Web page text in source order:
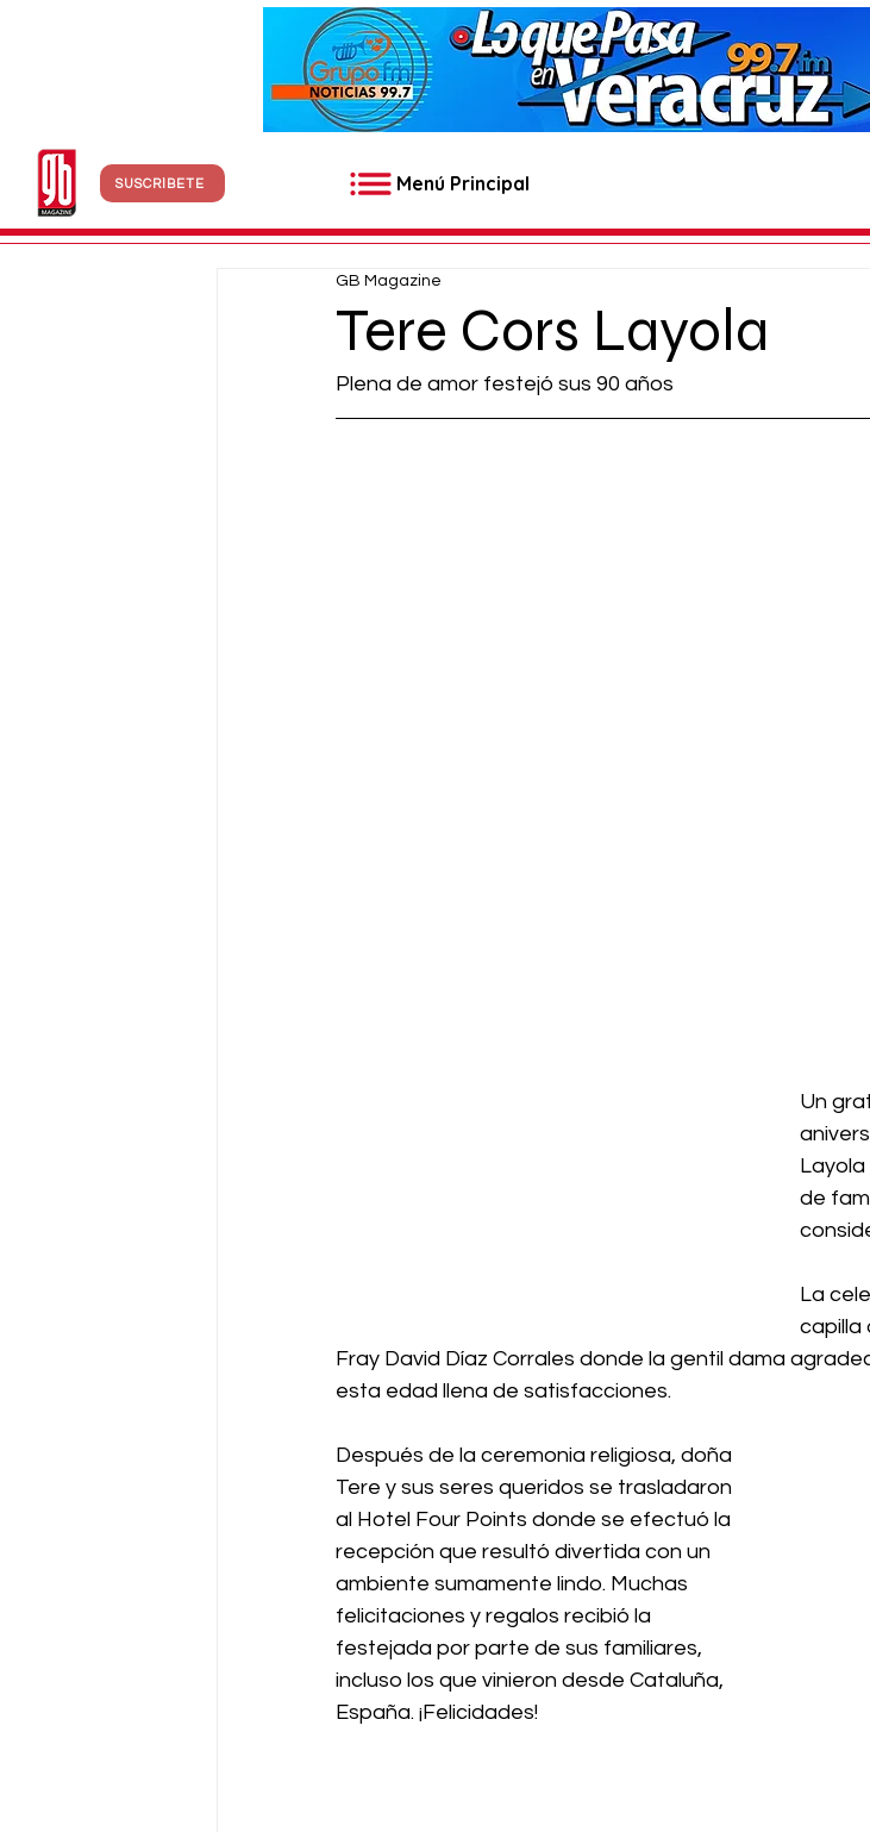
SUSCRÍBETE Menú Principal
Tere Cors Layola
GB Magazine
Plena de amor festejó sus 90 años
Un
de
La
capilla
Fray David Díaz Corrales donde la gentil dama
esta edad llena de satisfacciones.
Después de la ceremonia religiosa, doña
Tere y sus seres queridos se trasladaron
al Hotel Four Points donde se efectuó la
recepción que resultó divertida con un
ambiente sumamente lindo. Muchas
felicitaciones y regalos recibió la
festejada por parte de sus familiares,
incluso los que vinieron desde Cataluña,
España. ¡Felicidades!